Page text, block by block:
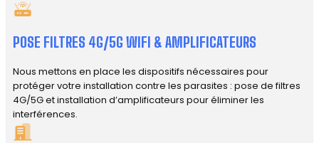
POSE FILTRES 4G/5G WIFI & AMPLIFICATEURS
Nous mettons en place les dispositifs nécessaires pour
protéger votre installation contre les parasites : pose de filtres
4G/5G et installation d’amplificateurs pour éliminer les
interférences.